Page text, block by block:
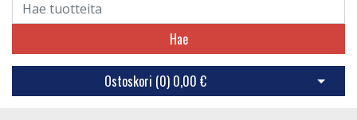
Hae
Ostoskori (0) 0,00 € Avaa